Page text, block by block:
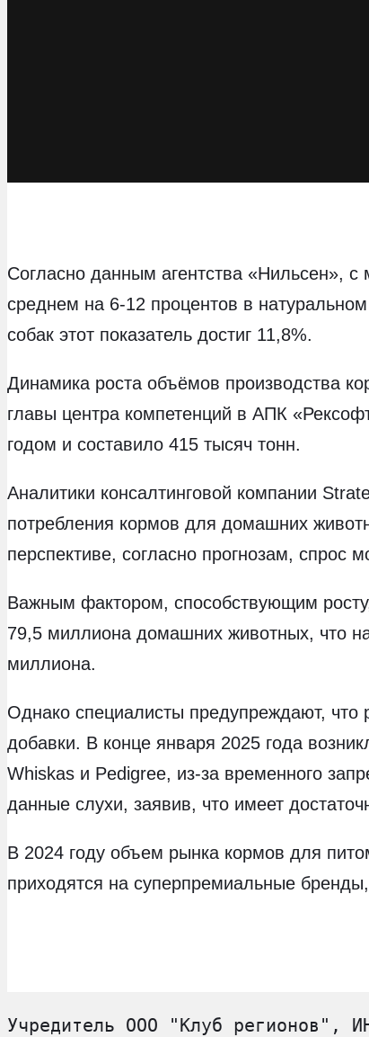
Согласно данным агентства «Нильсен»,
среднем на 6-12 процентов в
собак этот показатель достиг 11,8%.
Динамика роста объёмов производства
главы центра компетенций в АПК
годом и составило 415 тысяч тонн.
Аналитики консалтинговой компании
потребления кормов для домашних
перспективе, согласно прогнозам, спрос
Важным фактором, способствующим
79,5 миллиона домашних животных, что
миллиона.
Однако специалисты предупреждают,
добавки. В конце января 2025 года
Whiskas и Pedigree, из-за временного
данные слухи, заявив, что имеет
В 2024 году объем рынка кормов для
приходятся на суперпремиальные
Учредитель ООО "Клуб регионов",